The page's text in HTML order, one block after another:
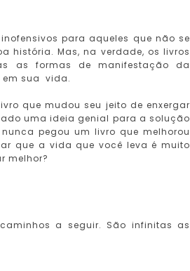
para aqueles que não se
história. Mas, na verdade, os livros
as formas de manifestação da
em sua vida.
que mudou seu jeito de enxergar
uma ideia genial para a solução
pegou um livro que melhorou
que a vida que você leva é muito
melhor?
a seguir. São infinitas as